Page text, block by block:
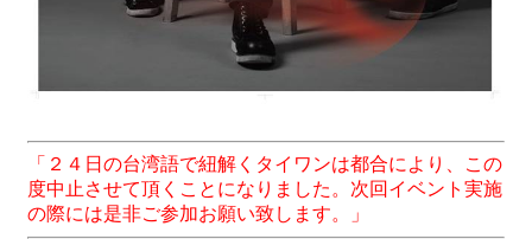
「２４日の台湾語で紐解くタイワンは都合により、この
度中止させて頂くことになりました。次回イベント実施
の際には是非ご参加お願い致します。」